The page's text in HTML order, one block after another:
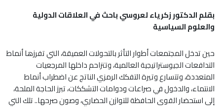
بقلم الدكتور زكرياء لعروسي باحث في العلاقات الدولية
والعلوم السياسية
حين تدخل المجتمعات أطوار التأثر بالتحولات العميقة، التي تفرزها أنماط
التدافعات الجيوستراتيجية العالمية، وتتزاحم داخلها المرجعيات
المتعددة، وتتسارع وتيرة التفكك الرمزي الناتج عن اضطراب أنماط
الانتماء، والدخول في صراعات ودوامات التشككات، تبرز الحاجة الملحة،
إلى استحضار القوى الحافظة للتوازن الحضاري، وصون صرحها.. تلك التي